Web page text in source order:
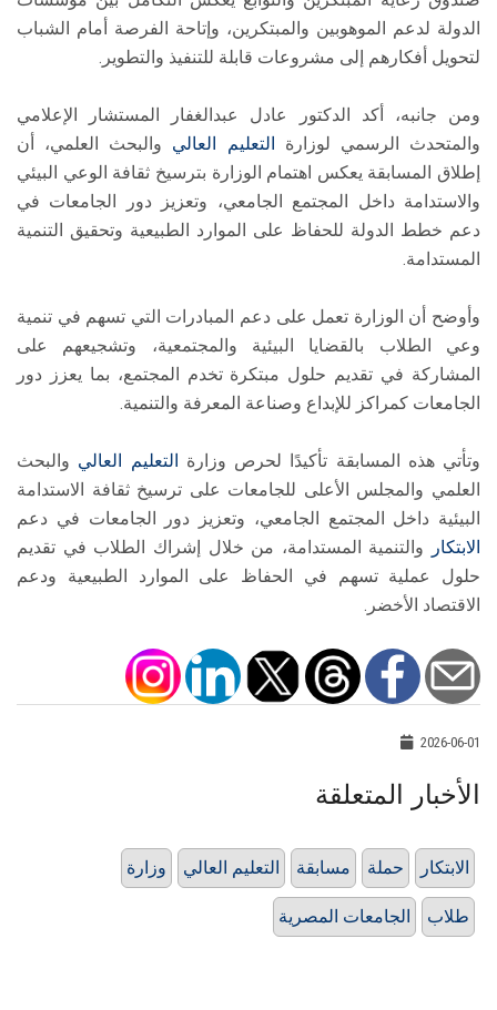
الدولة لدعم الموهوبين والمبتكرين، وإتاحة الفرصة أمام الشباب
لتحويل أفكارهم إلى مشروعات قابلة للتنفيذ والتطوير.
ومن جانبه، أكد الدكتور عادل عبدالغفار المستشار الإعلامي
والمتحدث الرسمي لوزارة
التعليم العالي والبحث العلمي، أن
إطلاق المسابقة يعكس اهتمام الوزارة بترسيخ ثقافة الوعي البيئي
والاستدامة داخل المجتمع الجامعي، وتعزيز دور الجامعات في
دعم خطط الدولة للحفاظ على الموارد الطبيعية وتحقيق التنمية
المستدامة.
وأوضح أن الوزارة تعمل على دعم المبادرات التي تسهم في تنمية
وعي الطلاب بالقضايا البيئية والمجتمعية، وتشجيعهم على
المشاركة في تقديم حلول مبتكرة تخدم المجتمع، بما يعزز دور
الجامعات كمراكز للإبداع وصناعة المعرفة والتنمية.
وتأتي هذه المسابقة تأكيدًا لحرص وزارة التعليم العالي والبحث
العلمي والمجلس الأعلى للجامعات على ترسيخ ثقافة الاستدامة
البيئية داخل المجتمع الجامعي، وتعزيز دور الجامعات في دعم
الابتكار
والتنمية المستدامة، من خلال إشراك الطلاب في تقديم
حلول عملية تسهم في الحفاظ على الموارد الطبيعية ودعم
الاقتصاد الأخضر.
2026-06-01
الأخبار المتعلقة
وزارة التعليم العالي مسابقة حملة الابتكار
الجامعات المصرية طلاب